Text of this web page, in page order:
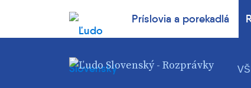
Príslovia a porekadlá